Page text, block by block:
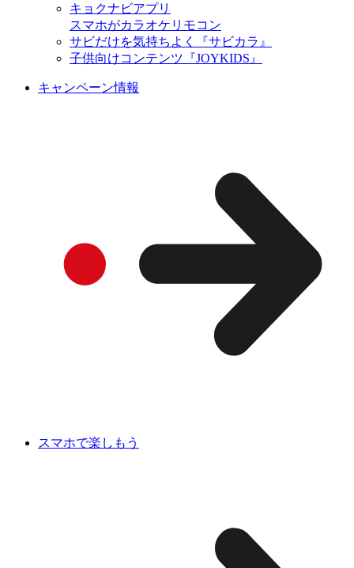
キョクナビアプリ
スマホがカラオケリモコン
サビだけを気持ちよく『サビカラ』
子供向けコンテンツ『JOYKIDS』
キャンペーン情報
スマホで楽しもう